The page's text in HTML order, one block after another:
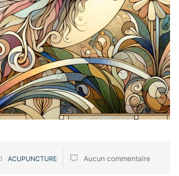
ACUPUNCTURE Aucun commentaire